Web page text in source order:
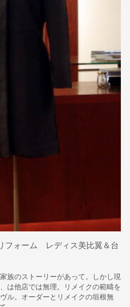
フォーム レディス美比翼＆台
族のストーリーがあって。しかし現
は他店では無理。リメイクの範疇を
ル。オーダーとリメイクの垣根無